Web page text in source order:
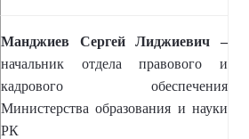
Манджиев Сергей Лиджиевич –
начальник отдела правового и
кадрового обеспечения
Министерства образования и науки
РК